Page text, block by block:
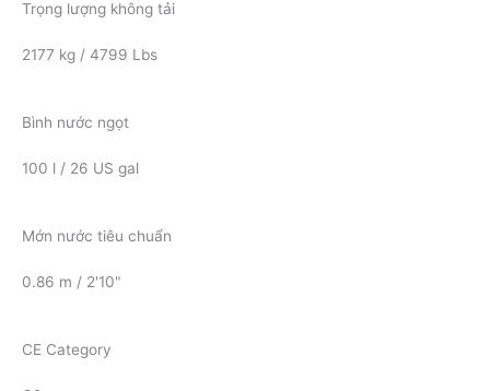
Trọng lượng không tải
2177 kg / 4799 Lbs
Bình nước ngọt
100 l / 26 US gal
Mớn nước tiêu chuẩn
0.86 m / 2'10"
CE Category